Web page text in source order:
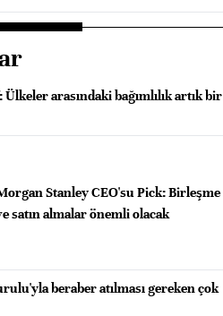
arasındaki bağımlılık artık bir
Stanley CEO'su Pick: Birleşme
satın almalar önemli olacak
beraber atılması gereken çok